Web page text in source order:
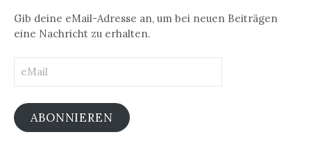
Gib deine eMail-Adresse an, um bei neuen Beiträgen
eine Nachricht zu erhalten.
ABONNIEREN